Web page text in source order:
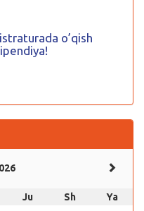
o’qish
Ju Sh
Ya